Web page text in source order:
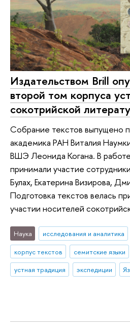
Издательством Brill
второй том корпуса
сокотрийской
Собрание текстов выпущено
академика РАН Виталия
ВШЭ Леонида Когана. В
принимали участие
Булах, Екатерина Визирова,
Подготовка текстов велась
участии носителей
Наука исследования и аналитика
корпус текстов
семитские языки
устная традиция
экспедиции